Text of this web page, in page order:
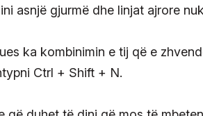
asnjë gjurmë dhe linjat ajrore
ka kombinimin e tij që e
Ctrl + Shift + N.